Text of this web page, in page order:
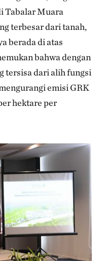
Tabalar Muara
terbesar dari tanah,
berada di atas
bahwa dengan
tersisa dari alih fungsi
emisi GRK
hektare per